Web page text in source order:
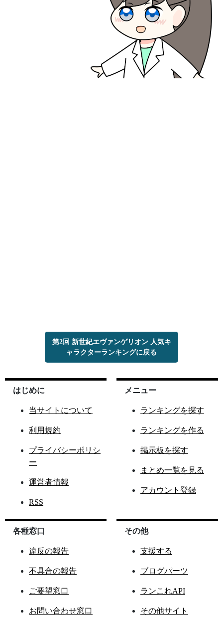
第2回 新世紀エヴァンゲリオン 人気キ
ャラクターランキングに戻る
はじめに
当サイトについて
利用規約
プライバシーポリシ
ー
運営者情報
RSS
メニュー
ランキングを探す
ランキングを作る
掲示板を探す
まとめ一覧を見る
アカウント登録
各種窓口
違反の報告
不具合の報告
ご要望窓口
お問い合わせ窓口
その他
支援する
ブログパーツ
ランこれAPI
その他サイト